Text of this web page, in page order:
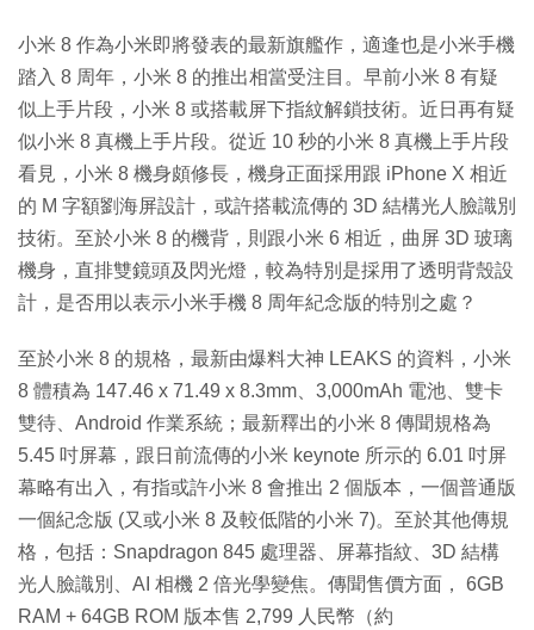
小米 8 作為小米即將發表的最新旗艦作，適逢也是小米手機
踏入 8 周年，小米 8 的推出相當受注目。早前小米 8 有疑
似上手片段，小米 8 或搭載屏下指紋解鎖技術。近日再有疑
似小米 8 真機上手片段。從近 10 秒的小米 8 真機上手片段
看見，小米 8 機身頗修長，機身正面採用跟 iPhone X 相近
的 M 字額劉海屏設計，或許搭載流傳的 3D 結構光人臉識別
技術。至於小米 8 的機背，則跟小米 6 相近，曲屏 3D 玻璃
機身，直排雙鏡頭及閃光燈，較為特別是採用了透明背殼設
計，是否用以表示小米手機 8 周年紀念版的特別之處？
至於小米 8 的規格，最新由爆料大神 LEAKS 的資料，小米
8 體積為 147.46 x 71.49 x 8.3mm、3,000mAh 電池、雙卡
雙待、Android 作業系統；最新釋出的小米 8 傳聞規格為
5.45 吋屏幕，跟日前流傳的小米 keynote 所示的 6.01 吋屏
幕略有出入，有指或許小米 8 會推出 2 個版本，一個普通版
一個紀念版 (又或小米 8 及較低階的小米 7)。至於其他傳規
格，包括：Snapdragon 845 處理器、屏幕指紋、3D 結構
光人臉識別、AI 相機 2 倍光學變焦。傳聞售價方面， 6GB
RAM + 64GB ROM 版本售 2,799 人民幣（約